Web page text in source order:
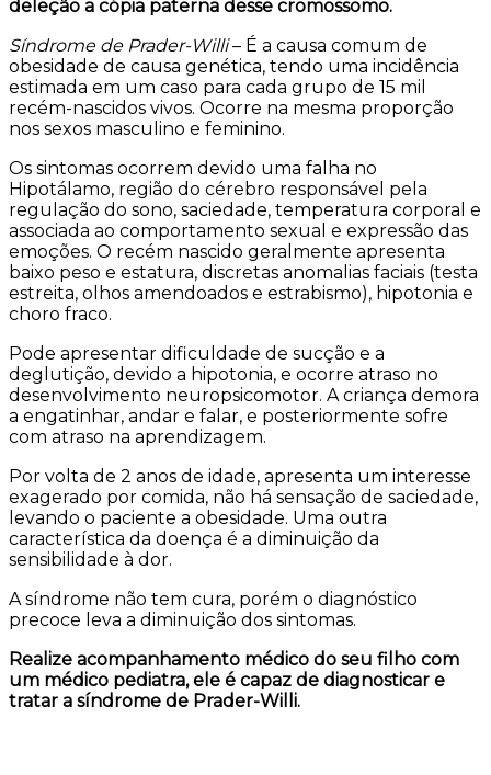
deleção a cópia paterna desse cromossomo.
Síndrome de Prader-Willi– É a causa comum de
obesidade de causa genética, tendo uma incidência
estimada em um caso para cada grupo de 15 mil
recém-nascidos vivos. Ocorre na mesma proporção
nos sexos masculino e feminino.
Os sintomas ocorrem devido uma falha no
Hipotálamo, região do cérebro responsável pela
regulação do sono, saciedade, temperatura corporal e
associada ao comportamento sexual e expressão das
emoções. O recém nascido geralmente apresenta
baixo peso e estatura, discretas anomalias faciais (testa
estreita, olhos amendoados e estrabismo), hipotonia e
choro fraco.
Pode apresentar dificuldade de sucção e a
deglutição, devido a hipotonia, e ocorre atraso no
desenvolvimento neuropsicomotor. A criança demora
a engatinhar, andar e falar, e posteriormente sofre
com atraso na aprendizagem.
Por volta de 2 anos de idade, apresenta um interesse
exagerado por comida, não há sensação de saciedade,
levando o paciente a obesidade. Uma outra
característica da doença é a diminuição da
sensibilidade à dor.
A síndrome não tem cura, porém o diagnóstico
precoce leva a diminuição dos sintomas.
Realize acompanhamento médico do seu filho com
um médico pediatra, ele é capaz de diagnosticar e
tratar a síndrome de Prader-Willi.